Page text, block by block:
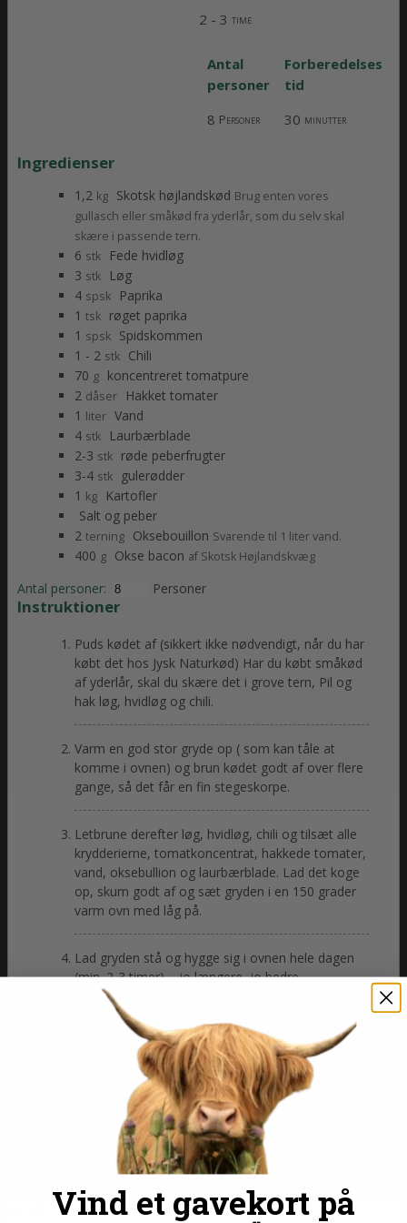
2 - 3 time
Antal
personer
Forberedelses
tid
8 Personer 30 minutter
Ingredienser
1,2 kg Skotsk højlandskød Brug enten vores
gullasch eller småkød fra yderlår, som du selv skal
skære i passende tern.
6 stk
Fede hvidløg
3 stk
Løg
4 spsk
Paprika
1 tsk røget paprika
1 spsk Spidskommen
1 - 2 stk Chili
70 g koncentreret tomatpure
2 dåser
Hakket tomater
1 liter Vand
4 stk
Laurbærblade
2-3 stk røde peberfrugter
3-4 stk
gulerødder
1 kg
Kartofler
Salt og peber
2 terning Oksebouillon Svarende til 1 liter vand.
400 g Okse bacon af Skotsk Højlandskvæg
Antal personer: Personer
Instruktioner
Puds kødet af (sikkert ikke nødvendigt, når du har
købt det hos Jysk Naturkød) Har du købt småkød
af yderlår, skal du skære det i grove tern, Pil og
hak løg, hvidløg og chili.
Varm en god stor gryde op ( som kan tåle at
komme i ovnen) og brun kødet godt af over flere
gange, så det får en fin stegeskorpe.
Letbrune derefter løg, hvidløg, chili og tilsæt alle
krydderierne, tomatkoncentrat, hakkede tomater,
vand, oksebullion og laurbærblade. Lad det koge
op, skum godt af og sæt gryden i en 150 grader
varm ovn med låg på.
Lad gryden stå og hygge sig i ovnen hele dagen
(min. 2-3 timer) – jo længere, jo bedre.
Gulerødder, kartofler og peberfrugt ordnes,
skæres i grove tern. Skær også okse baconen i
tern og steg den sprøde på en pande. Det hele
tilsættes ca. 1 time før servering.
Smag til med salt og peber og server. Server
gullaschsuppen rygende varm og spis gerne et
godt friskbagt brød til. Velbekomme!
Vind et gavekort på